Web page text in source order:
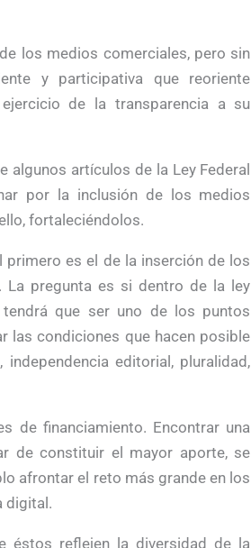
los medios comerciales, pero sin
y participativa que reoriente
de la transparencia a su
algunos artículos de la Ley Federal
por la inclusión de los medios
fortaleciéndolos.
primero es el de la inserción de los
pregunta es si dentro de la ley
que ser uno de los puntos
las condiciones que hacen posible
editorial, pluralidad,
de financiamiento. Encontrar una
de constituir el mayor aporte, se
afrontar el reto más grande en los
digital.
éstos reflejen la diversidad de la